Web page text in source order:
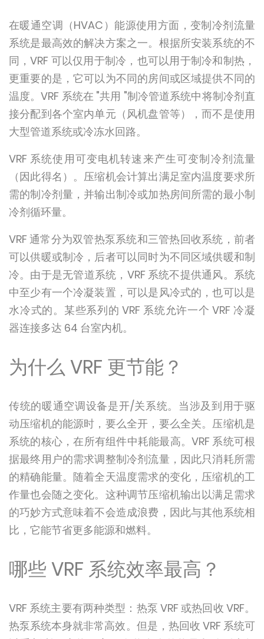
在暖通空调（HVAC）能源使用方面，变制冷剂流量
系统是最高效的解决方案之一。根据所安装系统的不
同，VRF 可以仅用于制冷，也可以用于制冷和制热，
更重要的是，它可以为不同的房间或区域提供不同的
温度。VRF 系统在 "共用 "制冷管道系统中将制冷剂直
接分配到各个室内单元（风机盘管等），而不是使用
大型管道系统或冷冻水回路。
VRF 系统使用可变电机转速来产生可变制冷剂流量
（因此得名）。压缩机会计算出满足室内温度要求所
需的制冷剂量，并输出制冷或加热房间所需的最小制
冷剂循环量。
VRF 通常分为双管热泵系统和三管热回收系统，前者
可以供暖或制冷，后者可以同时为不同区域供暖和制
冷。由于是无管道系统，VRF 系统不提供通风。系统
中至少有一个冷凝装置，可以是风冷式的，也可以是
水冷式的。某些系列的 VRF 系统允许一个 VRF 冷凝
器连接多达 64 台室内机。
为什么 VRF 更节能？
传统的暖通空调设备是开/关系统。当涉及到用于驱
动压缩机的能源时，要么全开，要么全关。压缩机是
系统的核心，在所有组件中耗能最高。VRF 系统可根
据最终用户的需求调整制冷剂流量，因此只消耗所需
的精确能量。随着全天温度需求的变化，压缩机的工
作量也会随之变化。这种调节压缩机输出以满足需求
的巧妙方式意味着不会造成浪费，因此与其他系统相
比，它能节省更多能源和燃料。
哪些 VRF 系统效率最高？
VRF 系统主要有两种类型：热泵 VRF 或热回收 VRF。
热泵系统本身就非常高效。但是，热回收 VRF 系统可